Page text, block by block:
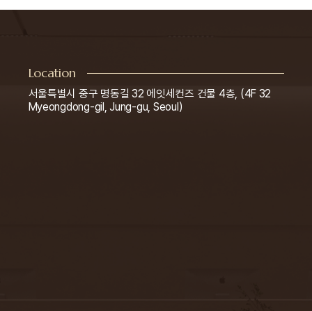
Location
서울특별시 중구 명동길 32 에잇세컨즈 건물 4층, (4F 32
Myeongdong-gil, Jung-gu, Seoul)